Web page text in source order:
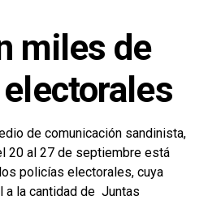
miles de
de comunicación sandinista,
20 al 27 de septiembre está
policías electorales, cuya
a la cantidad de Juntas